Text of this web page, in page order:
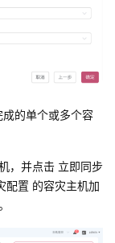
的单个或多个容
，并点击 立即同步
配置 的容灾主机加